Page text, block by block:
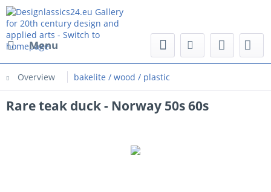
Menu
Overview bakelite / wood / plastic
Rare teak duck - Norway 50s 60s